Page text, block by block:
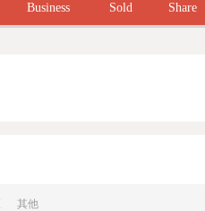
Business
Sold
Share
其他